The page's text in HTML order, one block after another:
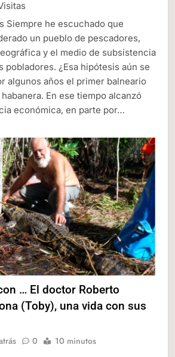
Siempre he escuchado que
un pueblo de pescadores,
y el medio de subsistencia
pobladores. ¿Esa hipótesis aún se
algunos años el primer balneario
En ese tiempo alcanzó
económica, en parte por…
… El doctor Roberto
(Toby), una vida con sus
0 10 minutos